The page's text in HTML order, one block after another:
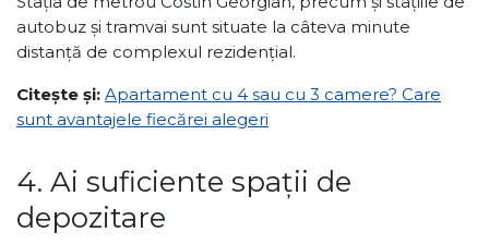
autobuz și tramvai sunt situate la câteva minute
distanță de complexul rezidențial.
Citește și: Apartament cu 4 sau cu 3 camere? Care
sunt avantajele fiecărei alegeri
4. Ai suficiente spații de
depozitare